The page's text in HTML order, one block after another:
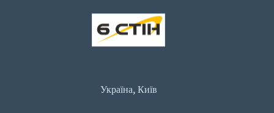
Україна, Київ